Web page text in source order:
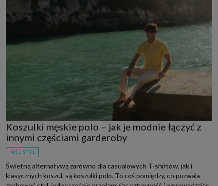
Koszulki męskie polo – jak je modnie łączyć z
innymi częściami garderoby
MÓJ STYL
Świetną alternatywą zarówno dla casualowych T-shirtów, jak i
klasycznych koszul, są koszulki polo. To coś pomiędzy, co pozwala